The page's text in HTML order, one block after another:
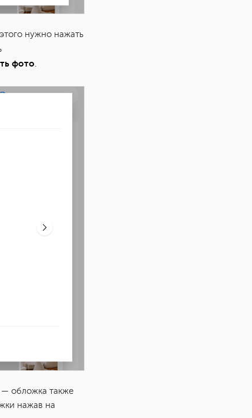
нужно нажать
фото.
— обложка также
нажав на